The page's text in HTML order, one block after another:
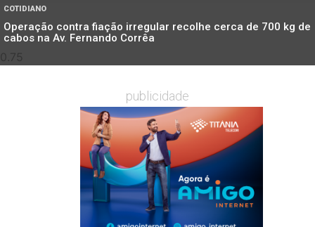
COTIDIANO
Operação contra fiação irregular recolhe cerca de 700 kg de
cabos na Av. Fernando Corrêa
publicidade